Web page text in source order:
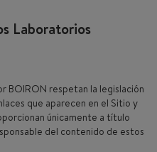
Laboratorios
BOIRON respetan la legislación
que aparecen en el Sitio y
únicamente a título
del contenido de estos